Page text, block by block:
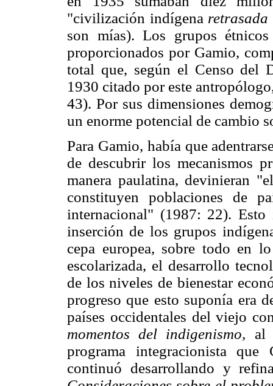
"civilización indígena retrasada
son mías). Los grupos
proporcionados por Gamio,
total que, según el Censo del
1930 citado por este
43). Por sus dimensiones
un enorme potencial de cambio
Para Gamio, había que
de descubrir los mecanismos
manera paulatina, devinieran
constituyen poblaciones de
internacional" (1987: 22).
inserción de los grupos
cepa europea, sobre todo en
escolarizada, el desarrollo
de los niveles de bienestar
progreso que esto suponía era
países occidentales del viejo
momentos del indigenismo, al
programa integracionista
continuó desarrollando y